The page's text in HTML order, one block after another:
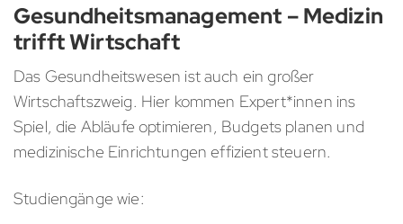
Gesundheitsmanagement – Medizin
trifft Wirtschaft
Das Gesundheitswesen ist auch ein großer
Wirtschaftszweig. Hier kommen Expert*innen ins
Spiel, die Abläufe optimieren, Budgets planen und
medizinische Einrichtungen effizient steuern.
Studiengänge wie: